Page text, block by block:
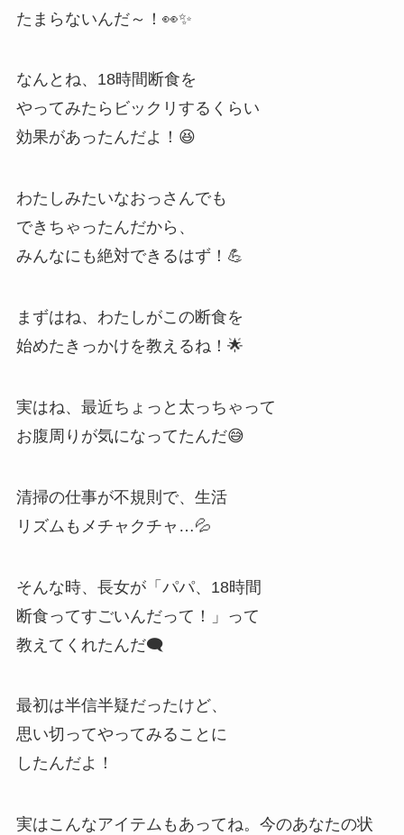
たまらないんだ～！👀✨
なんとね、18時間断食を
やってみたらビックリするくらい
効果があったんだよ！😆
わたしみたいなおっさんでも
できちゃったんだから、
みんなにも絶対できるはず！💪
まずはね、わたしがこの断食を
始めたきっかけを教えるね！🌟
実はね、最近ちょっと太っちゃって
お腹周りが気になってたんだ😅
清掃の仕事が不規則で、生活
リズムもメチャクチャ…💦
そんな時、長女が「パパ、18時間
断食ってすごいんだって！」って
教えてくれたんだ🗨️
最初は半信半疑だったけど、
思い切ってやってみることに
したんだよ！
実はこんなアイテムもあってね。今のあなたの状